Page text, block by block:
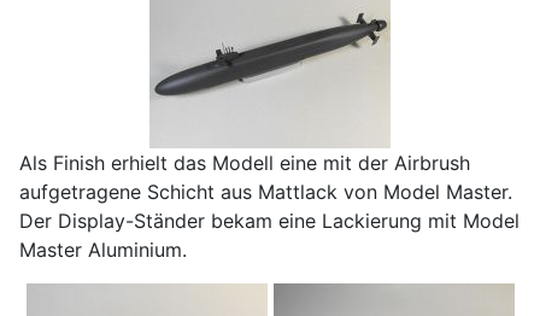
Als Finish erhielt das Modell eine mit der Airbrush
aufgetragene Schicht aus Mattlack von Model Master.
Der Display-Ständer bekam eine Lackierung mit Model
Master Aluminium.